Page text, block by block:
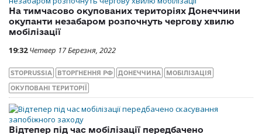
На тимчасово окупованих територіях Донеччини
окупанти незабаром розпочнуть чергову хвилю
мобілізації
19:32 Четвер 17 Березня, 2022
STOPRUSSIA ВТОРГНЕННЯ РФ ДОНЕЧЧИНА МОБІЛІЗАЦІЯ
ОКУПОВАНІ ТЕРИТОРІЇ
Відтепер під час мобілізації передбачено